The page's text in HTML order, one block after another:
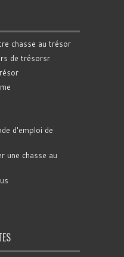
chasse au trésor
de trésorsr
d'emploi de
une chasse au